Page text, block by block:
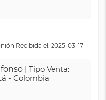
Recibida el: 2025-03-17
| Tipo Venta:
- Colombia